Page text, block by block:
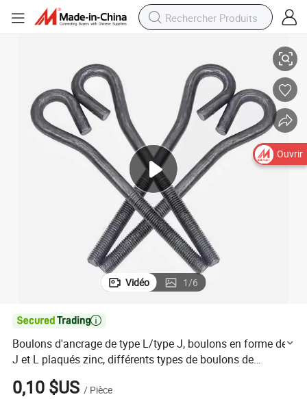
Vidéo 1/6

Boulons d'ancrage de type L/type J, boulons en forme de
J et L plaqués zinc, différents types de boulons de
fondation
0,10 $US / Pièce
Ouvrir